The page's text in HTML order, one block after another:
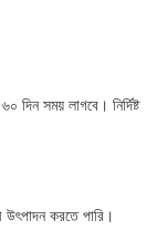
সময় লাগবে। নির্দিষ্ট
করতে পারি।